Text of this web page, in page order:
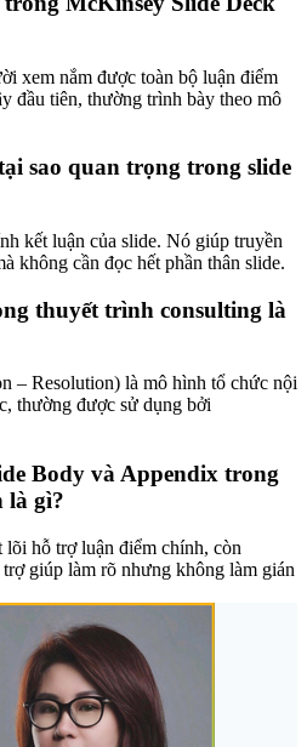
xem nắm được toàn bộ luận điểm
đầu tiên, thường trình bày theo mô
sao quan trọng trong slide
kết luận của slide. Nó giúp truyền
không cần đọc hết phần thân slide.
thuyết trình consulting là
– Resolution) là mô hình tổ chức nội
thường được sử dụng bởi
Body và Appendix trong
là gì?
hỗ trợ luận điểm chính, còn
giúp làm rõ nhưng không làm gián